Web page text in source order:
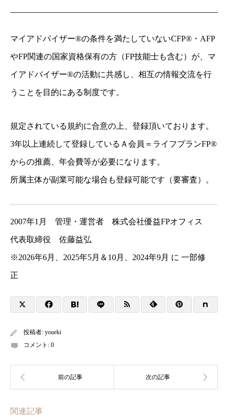
マイアドバイザー®の条件を満たしていないCFP®・AFP
やFP関連の国家資格保有の方（FP技能士も含む）が、マ
イアドバイザー®の活動に共感し、相互の情報交流を行
うことを目的にある制度です。
規定されている規約に合意の上、登録頂いております。
3年以上連続して登録しているＡ会員＝ライフプランFP®
からの推薦、年会費等が必要になります。
所属主体が副業可能な場合も登録可能です（要審査）。
2007年1月 管理・運営者 株式会社優益FPオフィス
代表取締役 佐藤益弘
※2026年6月、2025年5月＆10月、2024年9月 に 一部修
正
投稿者: youeki
コメント: 0
関連記事